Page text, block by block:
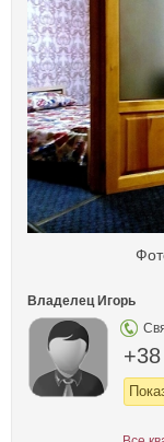
Владелец Игорь